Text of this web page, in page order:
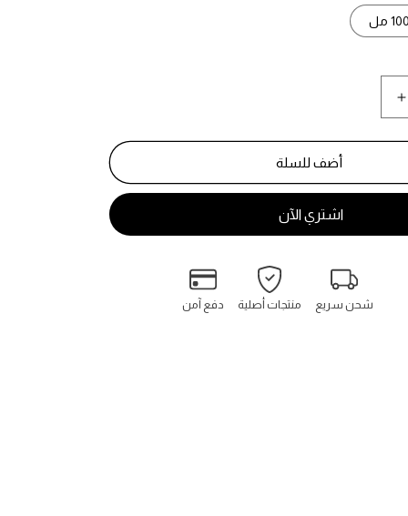
100 مل
زيادة
كمية
ليبرا
Libre
أضف للسلة
شحن سريع منتجات أصلية دفع آمن